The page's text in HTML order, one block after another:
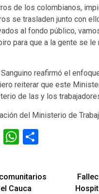
de los colombianos,
se trasladen junto con
al fondo público,
para que a la gente se
reafirmó el
reiterar que este
de las y los
del Ministerio de
X WhatsApp
Cauca